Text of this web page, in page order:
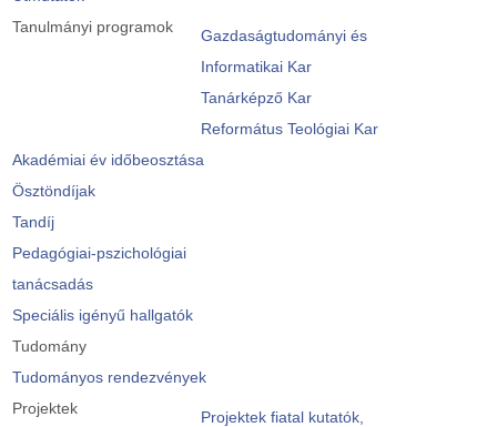
Tanulmányi programok
Gazdaságtudományi és
Informatikai Kar
Tanárképző Kar
Református Teológiai Kar
Akadémiai év időbeosztása
Ösztöndíjak
Tandíj
Pedagógiai-pszichológiai
tanácsadás
Speciális igényű hallgatók
Tudomány
Tudományos rendezvények
Projektek
Projektek fiatal kutatók,